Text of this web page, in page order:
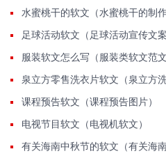
水蜜桃干的软文（水蜜桃干的制作
足球活动软文（足球活动宣传文案
服装软文怎么写（服装类软文范文
泉立方零售洗衣片软文（泉立方
课程预告软文（课程预告图片）
电视节目软文（电视机软文）